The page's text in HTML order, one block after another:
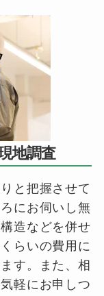
地調査
と把握させて
にお伺いし無
造などを併せ
らいの費用に
す。また、相
軽にお申しつ